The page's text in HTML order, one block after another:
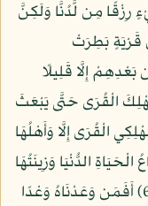
رِزْقًا مِن لَّدُنَّا وَلَكِنَّ
مِن قَرْيَةٍ بَطِرَتْ
إِلَّا قَلِيلًا
كَانَ رَبُّكَ مُهْلِكَ الْقُرَى حَتَّى يَبْعَثَ
الْقُرَى إِلَّا وَأَهْلُهَا
الْحَيَاةِ الدُّنْيَا وَزِينَتُهَا
وَمَا عِندَ اللَّهِ خَيْرٌ وَأَبْقَى أَفَلَا تَعْقِلُونَ (60) أَفَمَن وَعَدْنَاهُ وَعْدًا